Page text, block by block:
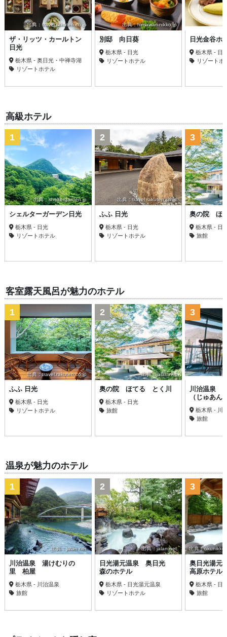
出典：travel.rakuten.co.jp
ザ・リッツ・カールトン
日光
栃木県 - 奥日光・中禅寺湖
リゾートホテル
出典：himawari-nikko.jp
別邸 向日葵
栃木県 - 日光
リゾートホテル
日光金谷ホ
栃木県 - 日
リゾートホ
高級ホテル
出典：sheltergarden.jp
1
シェルターガーデン日光
栃木県 - 日光
リゾートホテル
出典：travel.rakuten.co.jp
2
ふふ 日光
栃木県 - 日光
リゾートホテル
3
奥の院 ほ
栃木県 - 日
旅館
客室露天風呂が魅力のホテル
出典：travel.rakuten.co.jp
1
ふふ 日光
栃木県 - 日光
リゾートホテル
出典：jalan.net
2
奥の院 ほてる とく川
栃木県 - 日光
旅館
3
川治温泉
（じゅあん
栃木県 - 川
旅館
温泉が魅力のホテル
出典：jalan.net
1
川治温泉 湯けむりの
里 柏屋
栃木県 - 川治温泉
旅館
出典：jalan.net
2
日光湯元温泉 奥日光
森のホテル
栃木県 - 日光湯元温泉
リゾートホテル
出典：
3
奥日光湯元
高原ホテル
栃木県 - 日
旅館